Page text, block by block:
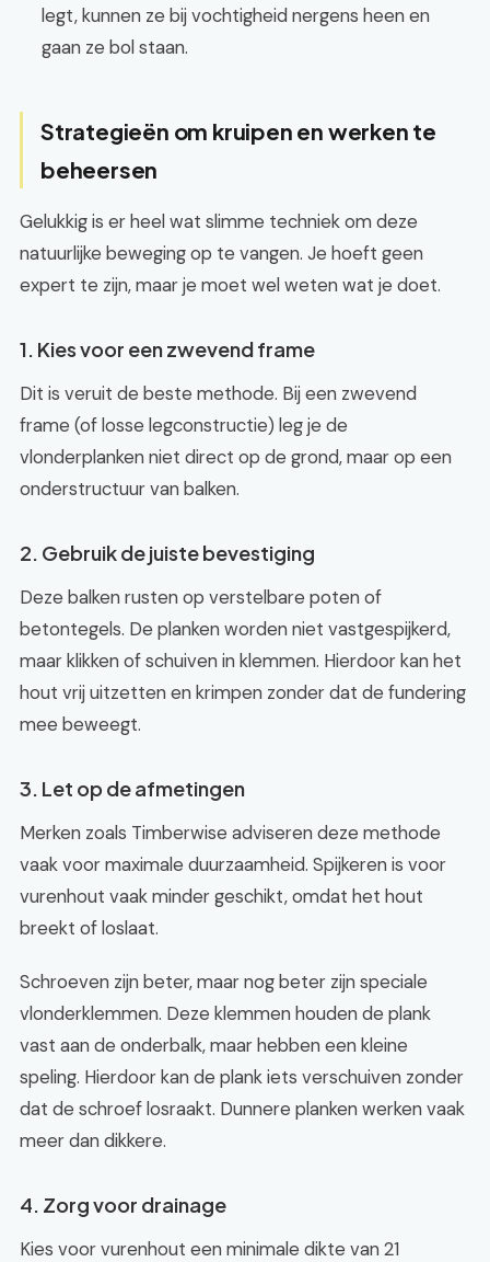
legt, kunnen ze bij vochtigheid nergens heen en
gaan ze bol staan.
Strategieën om kruipen en werken te
beheersen
Gelukkig is er heel wat slimme techniek om deze
natuurlijke beweging op te vangen. Je hoeft geen
expert te zijn, maar je moet wel weten wat je doet.
1. Kies voor een zwevend frame
Dit is veruit de beste methode. Bij een zwevend
frame (of losse legconstructie) leg je de
vlonderplanken niet direct op de grond, maar op een
onderstructuur van balken.
2. Gebruik de juiste bevestiging
Deze balken rusten op verstelbare poten of
betontegels. De planken worden niet vastgespijkerd,
maar klikken of schuiven in klemmen. Hierdoor kan het
hout vrij uitzetten en krimpen zonder dat de fundering
mee beweegt.
3. Let op de afmetingen
Merken zoals Timberwise adviseren deze methode
vaak voor maximale duurzaamheid. Spijkeren is voor
vurenhout vaak minder geschikt, omdat het hout
breekt of loslaat.
Schroeven zijn beter, maar nog beter zijn speciale
vlonderklemmen. Deze klemmen houden de plank
vast aan de onderbalk, maar hebben een kleine
speling. Hierdoor kan de plank iets verschuiven zonder
dat de schroef losraakt. Dunnere planken werken vaak
meer dan dikkere.
4. Zorg voor drainage
Kies voor vurenhout een minimale dikte van 21